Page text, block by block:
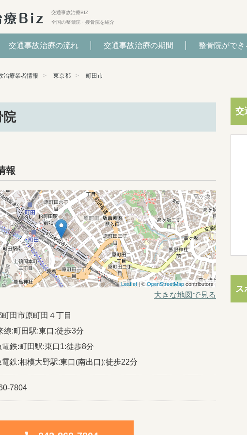
交通事故治療BIZ
全国の整骨院・接骨院を紹介
交通事故治療の流れ 交通事故治療の期間 整骨院ができ
治療業者情報 東京都 町田市
院
報
Leaflet| ©OpenStreetMapcontributors
大きな地図で見る
田市原町田４丁目
線:町田駅:東口:徒歩3分
鉄:町田駅:東口1:徒歩8分
電鉄:相模大野駅:東口(南出口):徒歩22分
7804
交
ス